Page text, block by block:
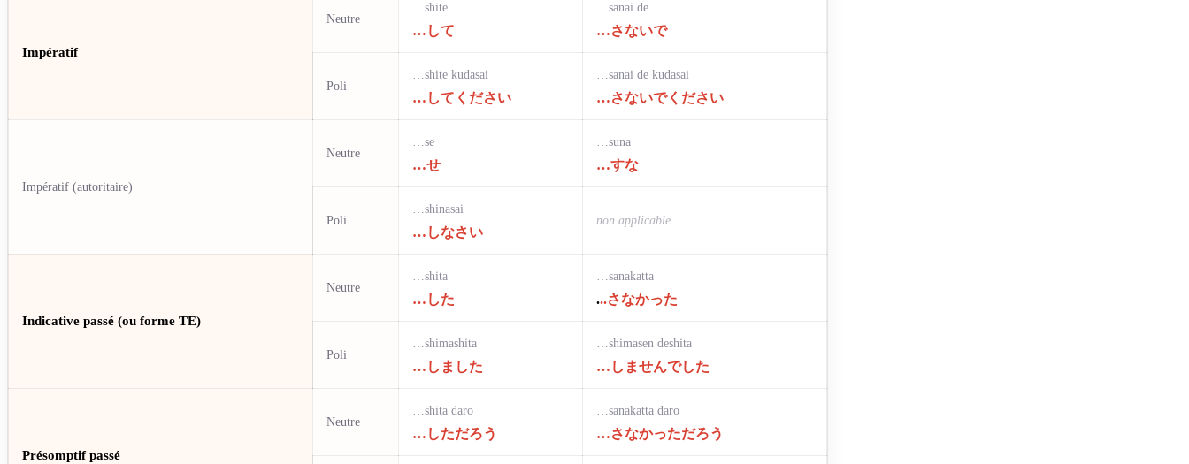
Impératif
Neutre
…shite
…して
…sanai de
…さないで
Poli
…shite kudasai
…してください
…sanai de kudasai
…さないでください
Impératif (autoritaire)
Neutre
…se
…せ
…suna
…すな
Poli
…shinasai
…しなさい
non applicable
Indicative passé (ou forme TE)
Neutre
…shita
…した
…sanakatta
...さなかった
Poli
…shimashita
…しました
…shimasen deshita
…しませんでした
Présomptif passé
Neutre
…shita darō
…しただろう
…sanakatta darō
…さなかっただろう